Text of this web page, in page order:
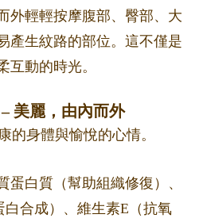
外輕輕按摩腹部、臀部、大
產生紋路的部位。這不僅是
互動的時光。
美麗，由內而外
的身體與愉悅的心情。
蛋白質（幫助組織修復）、
合成）、維生素E（抗氧